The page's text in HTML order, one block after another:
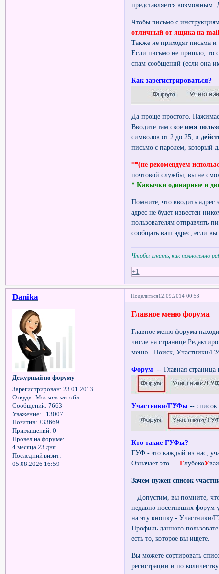
представляется
Чтобы письмо с
отличный от ящика на
Также не приходят письма
Если письмо не пришло, то
спам сообщений (если она
Как зарегистрироваться?
Да проще простого.
Вводите там своеимя
символов от 2 до 25, и
письмо с паролем, который
**(не рекомендуем
почтовой службы, вы не
* Кавычки одинарные и
Помните, что вводить
адрес не будет известен
пользователям отправлять
сообщать ваш адрес, если вы
Чтобы узнать, как полноценно
+1
Поделиться12.09.2014 00:58
Danika
Дежурный по форуму
Зарегистрирован: 23.01.2013
Откуда: Московская обл.
Сообщений: 7663
Уважение: +13007
Позитив: +33669
Приглашений: 0
Провел на форуме:
4 месяца 23 дня
Последний визит:
05.08.2026 16:59
Главное меню форума
Главное меню форума
числе на странице
меню - Поиск, Участники/
Форум -- Главная
Участники/ГУФы -- список
Кто такие ГУФы?
ГУФ - это каждый из нас,
Означает это —ГлубокоУ
Зачем нужен список
Допустим, вы помните,
недавно посетивших форум
на эту кнопку - Участники/
Профиль данного
есть то, которое вы ищете.
Вы можете сортировать
регистрации и по